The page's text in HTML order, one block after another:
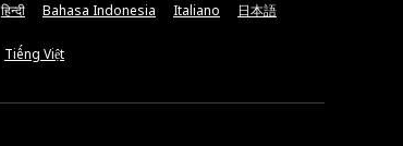
हिन्दी Bahasa Indonesia Italiano 日本語
Tiếng Việt